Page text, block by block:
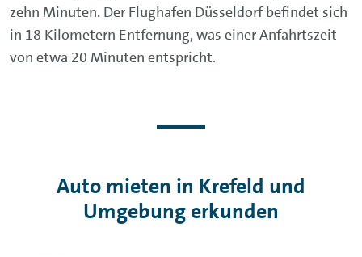
zehn Minuten. Der Flughafen Düsseldorf befindet sich
in 18 Kilometern Entfernung, was einer Anfahrtszeit
von etwa 20 Minuten entspricht.
Auto mieten in Krefeld und
Umgebung erkunden